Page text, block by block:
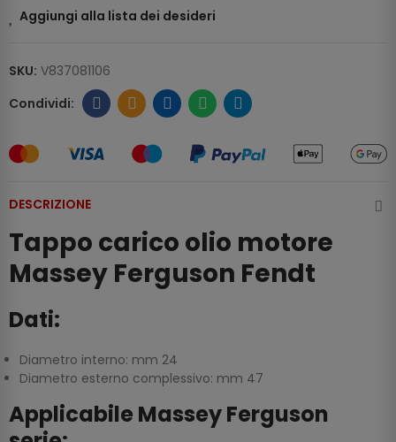
Aggiungi alla lista dei desideri
SKU: V837081106
DESCRIZIONE
Tappo carico olio motore
Massey Ferguson Fendt
Dati:
Diametro interno: mm 24
Diametro esterno complessivo: mm 47
Applicabile Massey Ferguson